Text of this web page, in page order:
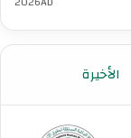
ه
د
ي
م
ن
ب
ا
ه
الأخيرة